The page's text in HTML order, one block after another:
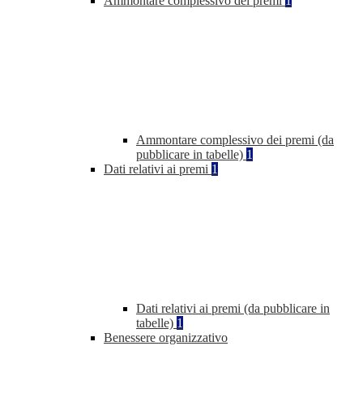
Ammontare complessivo dei premi (da
pubblicare in tabelle) 1
Dati relativi ai premi 1
Dati relativi ai premi (da pubblicare in
tabelle) 1
Benessere organizzativo